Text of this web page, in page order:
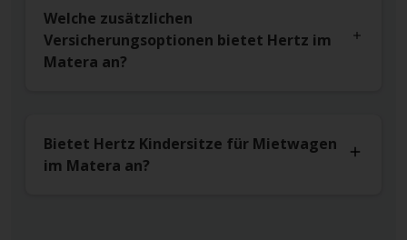
Welche zusätzlichen
Versicherungsoptionen bietet Hertz im
Matera an?
Bietet Hertz Kindersitze für Mietwagen
im Matera an?